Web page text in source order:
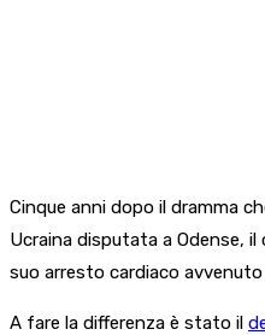
Cinque anni dopo il dramma
Ucraina disputata a Odense,
suo arresto cardiaco
A fare la differenza è stato il